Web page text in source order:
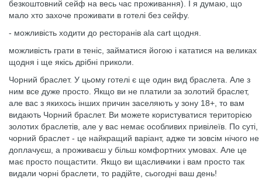
безкоштовний сейф на весь час проживання). І я думаю, що
мало хто захоче проживати в готелі без сейфу.
- можливість ходити до ресторанів ala cart щодня.
можливість грати в теніс, займатися йогою і кататися на великах
щодня і ще якісь дрібні приколи.
Чорний браслет. У цьому готелі є ще один вид браслета. Але з
ним все дуже просто. Якщо ви не платили за золотий браслет,
але вас з якихось інших причин заселяють у зону 18+, то вам
видають Чорний браслет. Ви можете користуватися територією
золотих браслетів, але у вас немає особливих привілеїв. По суті,
чорний браслет - це найкращий варіант, адже ти зовсім нічого не
доплачуєш, а проживаєш у більш комфортних умовах. Але це
має просто пощастити. Якщо ви щасливчики і вам просто так
видали чорні браслети, то радійте, сьогодні ваш день!